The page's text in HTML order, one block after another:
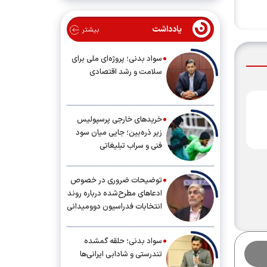
یادداشت بیشتر
سواد بدنی؛ پروژه‌ای ملی برای
سلامت و رشد اقتصادی
خریدهای خارجی پرسپولیس
زیر ذره‌بین؛ جایی میان سود
فنی و سراب تبلیغاتی
توضیحات ضروری در خصوص
ادعاهای مطرح‌شده درباره روند
انتخابات فدراسیون دوومیدانی
سواد بدنی؛ حلقه گمشده
تندرستی و شادابی ایرانی‌ها